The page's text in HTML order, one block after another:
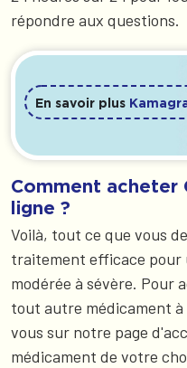
répondre aux questions.
En savoir plus
Comment acheter
ligne ?
Voilà, tout ce que vous
traitement efficace pour
modérée à sévère. Pour
tout autre médicament
vous sur notre page
médicament de votre